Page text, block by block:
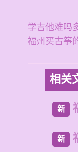
学吉他难吗
福州买古筝
相关
新
新